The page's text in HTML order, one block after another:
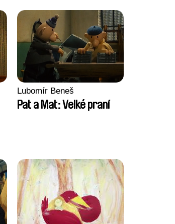
Lubomír Beneš
Pat a Mat: Velké praní